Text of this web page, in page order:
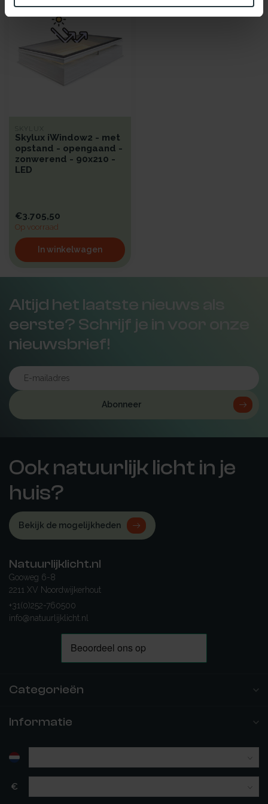
SKYLUX
Skylux iWindow2 - met
opstand - opengaand -
zonwerend - 90x210 -
LED
€3.705,50
Op voorraad
In winkelwagen
Altijd het laatste nieuws als
eerste? Schrijf je in voor onze
nieuwsbrief!
Abonneer
Ook natuurlijk licht in je
huis?
Bekijk de mogelijkheden
Natuurlijklicht.nl
Gooweg 6-8
2211 XV Noordwijkerhout
+31(0)252-760500
info@natuurlijklicht.nl
Categorieën
Informatie
€